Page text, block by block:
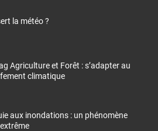
la météo ?
Agriculture et Forêt : s’adapter au
climatique
aux inondations : un phénomène